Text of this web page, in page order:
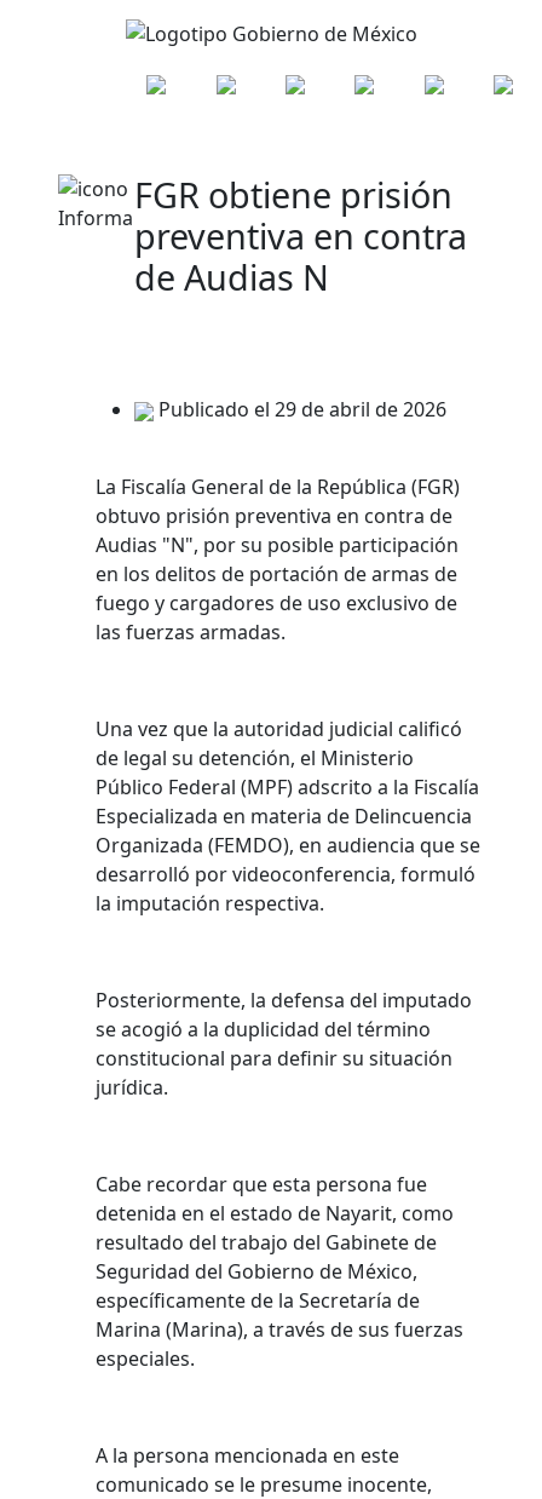
FGR obtiene prisión
preventiva en contra
de Audias N
Publicado el 29 de abril de 2026
La Fiscalía General de la República (FGR)
obtuvo prisión preventiva en contra de
Audias "N", por su posible participación
en los delitos de portación de armas de
fuego y cargadores de uso exclusivo de
las fuerzas armadas.
Una vez que la autoridad judicial calificó
de legal su detención, el Ministerio
Público Federal (MPF) adscrito a la Fiscalía
Especializada en materia de Delincuencia
Organizada (FEMDO), en audiencia que se
desarrolló por videoconferencia, formuló
la imputación respectiva.
Posteriormente, la defensa del imputado
se acogió a la duplicidad del término
constitucional para definir su situación
jurídica.
Cabe recordar que esta persona fue
detenida en el estado de Nayarit, como
resultado del trabajo del Gabinete de
Seguridad del Gobierno de México,
específicamente de la Secretaría de
Marina (Marina), a través de sus fuerzas
especiales.
A la persona mencionada en este
comunicado se le presume inocente,